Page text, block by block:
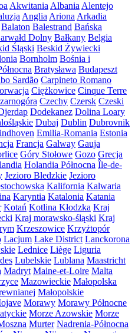
Akwitania Albania Alentejo
Anglia Ariona Arkadia
Balaton Balestrand Bańska
Dolny Bałkany Belgia
Śląski Beskid Żywiecki
Bornholm Bośnia i
Bratysława Budapeszt
Sardão Carpineto Romano
Ciężkowice Cinque Terre
Czechy Czersk Czeski
Dodekanez Dolina Loary
Dubaj Dublin Dubrovnik
Emilia-Romania Estonia
Francja Galway Gauja
Góry Stołowe Gozo Grecja
Holandia Północna Île-de-
Jezioro Bledzkie Jezioro
Kalifornia Kalwaria
Karyntia Katalonia Katania
Kotań Kotlina Kłodzka Kraj
Kraj morawsko-śląski Kraj
Krzeszowice Krzyżtopór
Lacjum Lake District Lanckorona
Lednice Liège Liguria
Lubelskie Lublana Maastricht
Madryt Maine-et-Loire Malta
Mazowieckie Małopolska
Małopolskie
Morawy Morawy Północne
Morze Azowskie Morze
Murter Nadrenia-Północna